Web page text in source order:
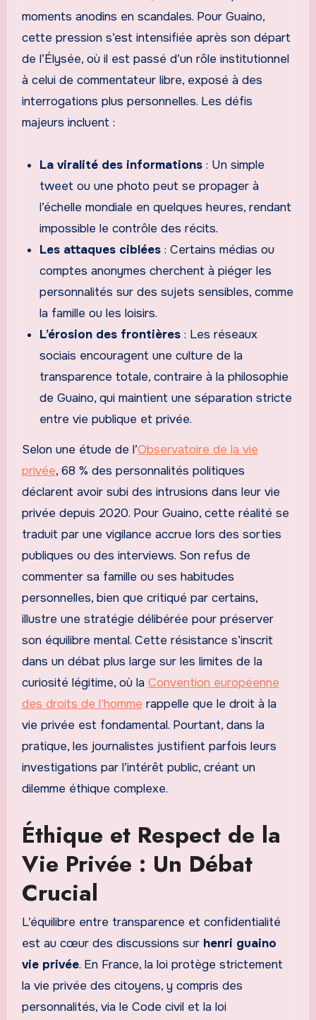
moments anodins en scandales. Pour Guaino,
cette pression s’est intensifiée après son départ
de l’Élysée, où il est passé d’un rôle institutionnel
à celui de commentateur libre, exposé à des
interrogations plus personnelles. Les défis
majeurs incluent :
La viralité des informations : Un simple
tweet ou une photo peut se propager à
l’échelle mondiale en quelques heures, rendant
impossible le contrôle des récits.
Les attaques ciblées : Certains médias ou
comptes anonymes cherchent à piéger les
personnalités sur des sujets sensibles, comme
la famille ou les loisirs.
L’érosion des frontières : Les réseaux
sociais encouragent une culture de la
transparence totale, contraire à la philosophie
de Guaino, qui maintient une séparation stricte
entre vie publique et privée.
Selon une étude de l’Observatoire de la vie
privée, 68 % des personnalités politiques
déclarent avoir subi des intrusions dans leur vie
privée depuis 2020. Pour Guaino, cette réalité se
traduit par une vigilance accrue lors des sorties
publiques ou des interviews. Son refus de
commenter sa famille ou ses habitudes
personnelles, bien que critiqué par certains,
illustre une stratégie délibérée pour préserver
son équilibre mental. Cette résistance s’inscrit
dans un débat plus large sur les limites de la
curiosité légitime, où la Convention européenne
des droits de l’homme rappelle que le droit à la
vie privée est fondamental. Pourtant, dans la
pratique, les journalistes justifient parfois leurs
investigations par l’intérêt public, créant un
dilemme éthique complexe.
Éthique et Respect de la
Vie Privée : Un Débat
Crucial
L’équilibre entre transparence et confidentialité
est au cœur des discussions sur henri guaino
vie privée. En France, la loi protège strictement
la vie privée des citoyens, y compris des
personnalités, via le Code civil et la loi